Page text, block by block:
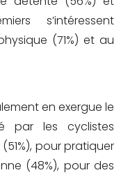
s’intéressent
(71%) et au
en exergue le
par les cyclistes
pour pratiquer
(48%), pour des